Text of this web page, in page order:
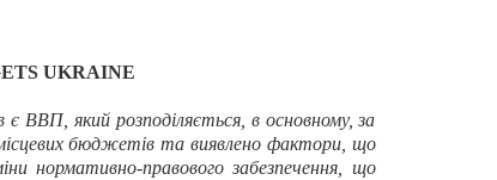
UKRAINE
ВВП, який розподіляється, в основному, за
бюджетів та виявлено фактори, що
нормативно-правового забезпечення, що